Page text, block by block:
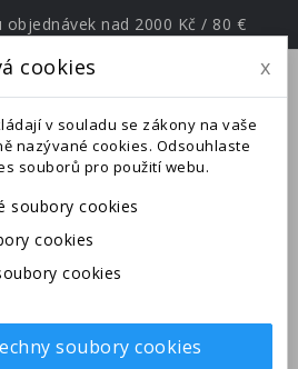
objednávek nad 2000 Kč / 80 €
Ve dnech od
jsme na expedici v
Uskutečněné
odeslány po
cookies x
v souladu se zákony na vaše
nazývané cookies. Odsouhlaste
souborů pro použití webu.
soubory cookies
cookies
cookies
soubory cookies